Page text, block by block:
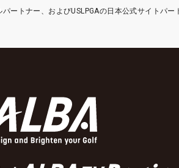
ートナー、およびUSLPGAの日本公式サイトパー